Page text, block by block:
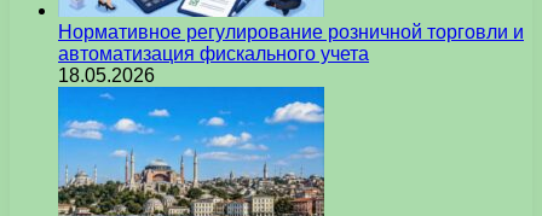
Нормативное регулирование розничной торговли и
автоматизация фискального учета
18.05.2026